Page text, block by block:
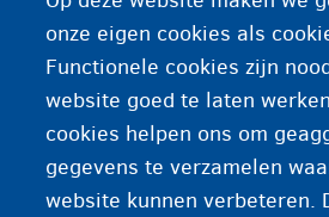
Het Federaal Agentschap
Asielzoekers. De
die verantwoordelijk is
begeleiding van
opvangcentra of -huizen.
verantwoordelijk voor de
onze eigen cookies als
Functionele cookies zijn
website goed te laten
cookies helpen ons om
gegevens te verzamelen
website kunnen verbeteren.